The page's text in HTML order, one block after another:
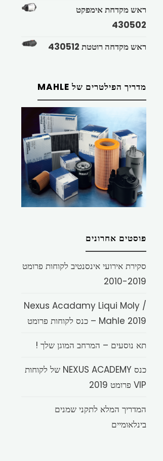
ראש מקדחת אימפקט
430502
ראש מקדחה רוטטת 430512
מדריך הפילטרים של MAHLE
פוסטים אחרונים
סקירת אירועי אינסנטיב לקוחות פרומט
2010-2019
Nexus Acadamy Liqui Moly /
Mahle 2019 – כנס לקוחות פרומט
תא נוסעים – המרחב המוגן שלך !
כנס NEXUS ACADEMY של לקוחות
VIP פרומט 2019
המדריך המלא לתקני שמנים
בינלאומיים